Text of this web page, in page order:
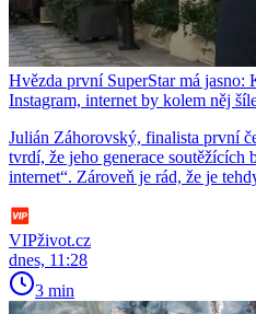
Hvězda první SuperStar má jasno:
Instagram, internet by kolem něj
Julián Záhorovský, finalista první
tvrdí, že jeho generace soutěžících
internet“. Zároveň je rád, že je
VIPživot.cz
dnes, 11:28
3 min